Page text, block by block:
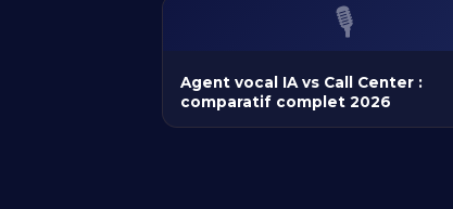
🎙️
Agent vocal IA vs Call Center :
comparatif complet 2026